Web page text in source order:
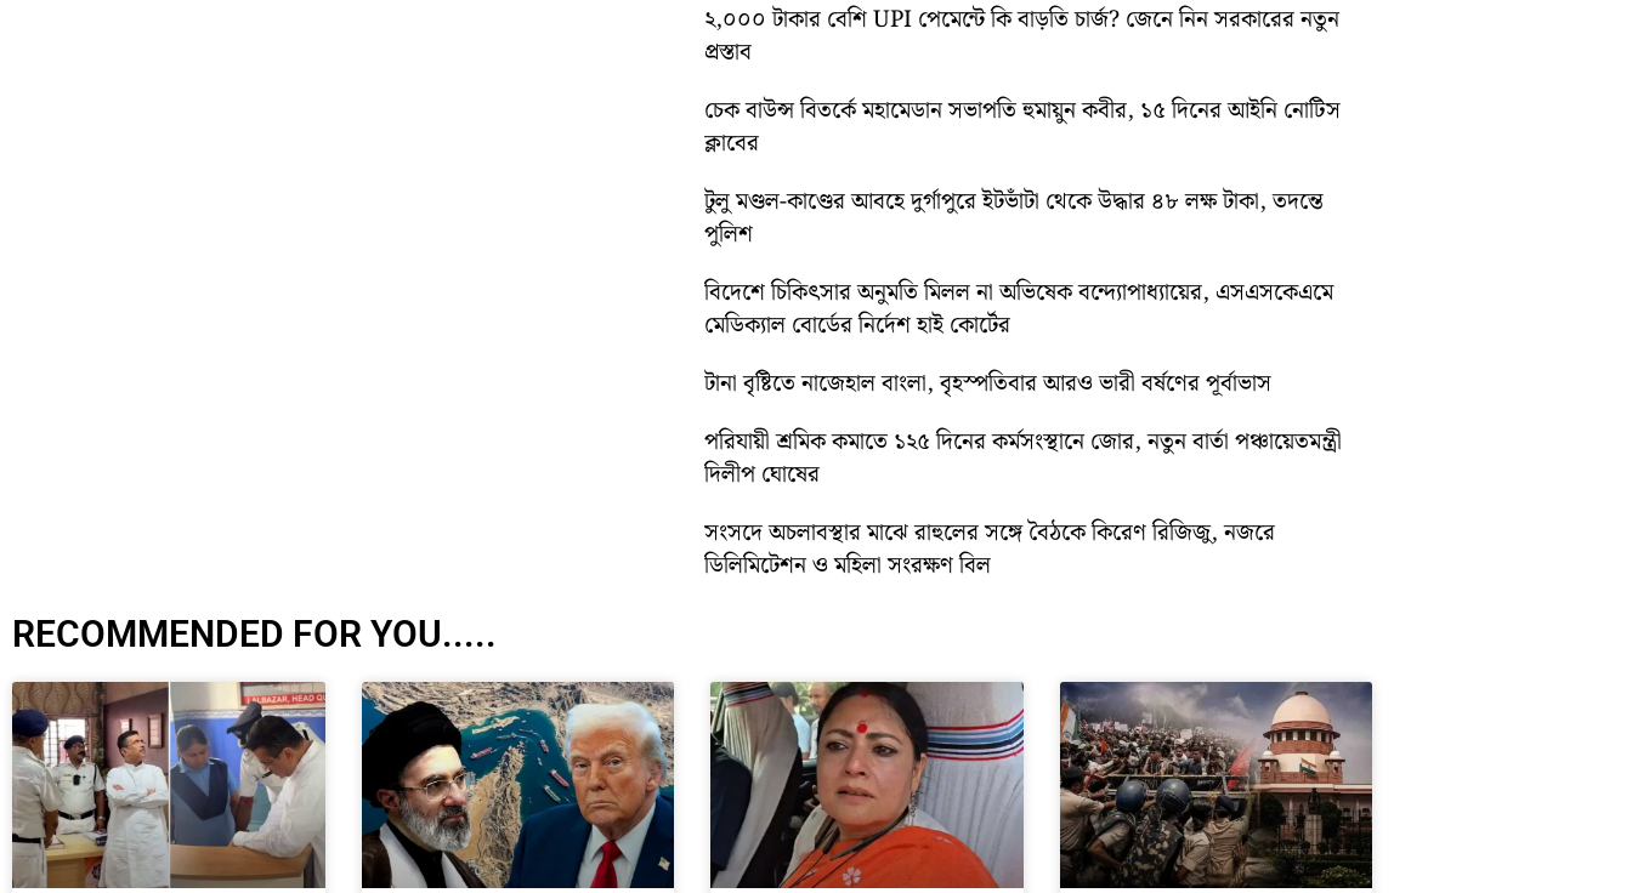
২,০০০ টাকার বেশি UPI পেমেন্টে কি বাড়তি চার্জ? জেনে নিন সরকারের নতুন
প্রস্তাব
চেক বাউন্স বিতর্কে মহামেডান সভাপতি হুমায়ুন কবীর, ১৫ দিনের আইনি নোটিস
ক্লাবের
টুলু মণ্ডল-কাণ্ডের আবহে দুর্গাপুরে ইটভাঁটা থেকে উদ্ধার ৪৮ লক্ষ টাকা, তদন্তে
পুলিশ
বিদেশে চিকিৎসার অনুমতি মিলল না অভিষেক বন্দ্যোপাধ্যায়ের, এসএসকেএমে
মেডিক্যাল বোর্ডের নির্দেশ হাই কোর্টের
টানা বৃষ্টিতে নাজেহাল বাংলা, বৃহস্পতিবার আরও ভারী বর্ষণের পূর্বাভাস
পরিযায়ী শ্রমিক কমাতে ১২৫ দিনের কর্মসংস্থানে জোর, নতুন বার্তা পঞ্চায়েতমন্ত্রী
দিলীপ ঘোষের
সংসদে অচলাবস্থার মাঝে রাহুলের সঙ্গে বৈঠকে কিরেণ রিজিজু, নজরে
ডিলিমিটেশন ও মহিলা সংরক্ষণ বিল
RECOMMENDED FOR YOU.....